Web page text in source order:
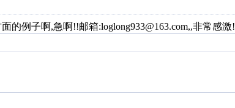
的例子啊,急啊!!邮箱:loglong933@163.com,,非常感激!